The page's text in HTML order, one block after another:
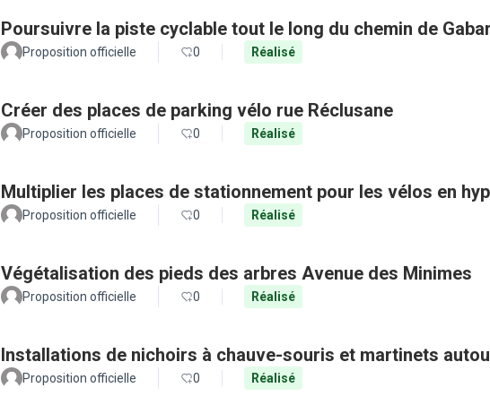
Poursuivre la piste cyclable tout le long du chemin de
Proposition officielle 0 Réalisé
Créer des places de parking vélo rue Réclusane
Proposition officielle 0 Réalisé
Multiplier les places de stationnement pour les vélos en
Proposition officielle 0 Réalisé
Végétalisation des pieds des arbres Avenue des Minimes
Proposition officielle 0 Réalisé
Installations de nichoirs à chauve-souris et martinets
Proposition officielle 0 Réalisé